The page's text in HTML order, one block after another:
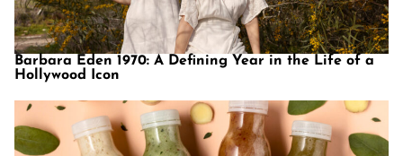
Barbara Eden 1970: A Defining Year in the Life of a
Hollywood Icon